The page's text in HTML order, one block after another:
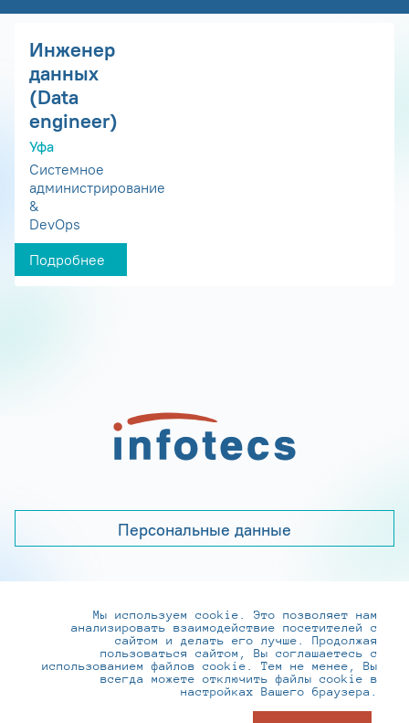
Инженер
данных
(Data
engineer)
Уфа
Системное
администрирование
&
DevOps
Подробнее
Персональные данные
+7 (495) 737-6192, 8-800-250-0-260
practice@infotecs.ru,hr@infotecs.ru
127273, г. Москва, Отрадная ул., 2Б строение 1
Мы используем cookie. Это позволяет нам
анализировать взаимодействие посетителей с
сайтом и делать его лучше. Продолжая
пользоваться сайтом, Вы соглашаетесь с
использованием файлов cookie. Тем не менее, Вы
всегда можете отключить файлы cookie в
настройках Вашего браузера.